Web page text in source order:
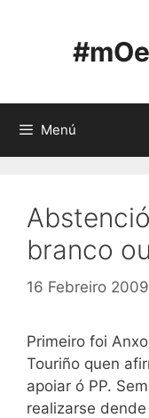
Menú
branco
16 Febreiro 2009
Primeiro foi
Touriño quen
apoiar ó PP.
realizarse